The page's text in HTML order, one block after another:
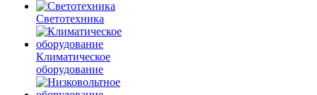
Светотехника
Климатическое
оборудование